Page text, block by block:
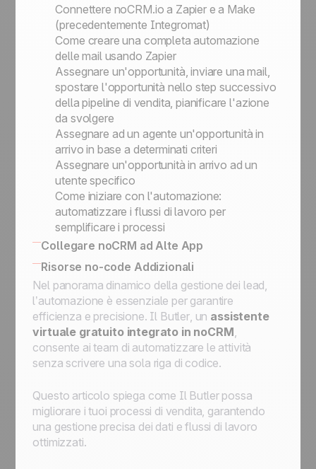
Connettere noCRM.io a Zapier e a Make
(precedentemente Integromat)
Come creare una completa automazione
delle mail usando Zapier
Assegnare un'opportunità, inviare una mail,
spostare l'opportunità nello step successivo
della pipeline di vendita, pianificare l'azione
da svolgere
Assegnare ad un agente un'opportunità in
arrivo in base a determinati criteri
Assegnare un'opportunità in arrivo ad un
utente specifico
Come iniziare con l'automazione:
automatizzare i flussi di lavoro per
semplificare i processi
Collegare noCRM ad Alte App
Come collegare noCRM al tuo Sistema
Informativo
Collegare noCRM ad altre app
Risorse no-code Addizionali
Nel panorama dinamico della gestione dei lead,
l’automazione è essenziale per garantire
efficienza e precisione. Il Butler, un assistente
virtuale gratuito integrato in noCRM,
consente ai team di automatizzare le attività
senza scrivere una sola riga di codice.
Questo articolo spiega come Il Butlerpossa
migliorare i tuoi processi di vendita, garantendo
una gestione precisa dei dati e flussi di lavoro
ottimizzati.